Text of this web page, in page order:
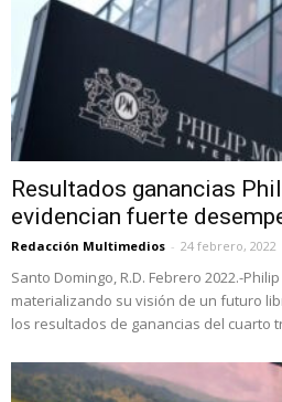
Resultados ganancias
evidencian fuerte
Redacción Multimedios - 24 febrero, 2022
Santo Domingo, R.D. Febrero 2022.-
materializando su visión de un futuro
los resultados de ganancias del cuarto